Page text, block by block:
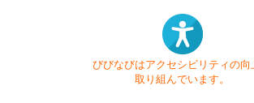
びびなびはアクセシビリティの向
取り組んでいます。